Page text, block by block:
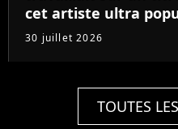
cet artiste ultra
30 juillet 2026
TOUTES